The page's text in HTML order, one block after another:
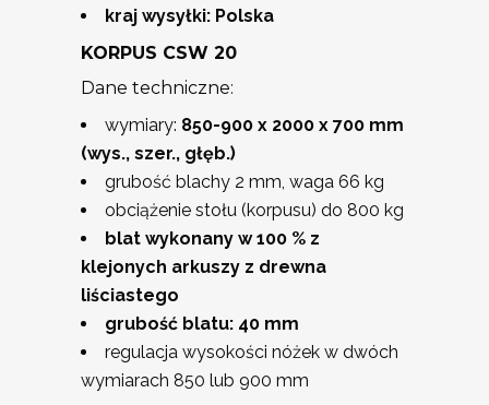
kraj wysyłki: Polska
KORPUS CSW 20
Dane techniczne:
wymiary: 850-900 x 2000 x 700 mm
(wys., szer., głęb.)
grubość blachy 2 mm, waga 66 kg
obciążenie stołu (korpusu) do 800 kg
blat wykonany w 100 % z
klejonych arkuszy z drewna
liściastego
grubość blatu: 40 mm
regulacja wysokości nóżek w dwóch
wymiarach 850 lub 900 mm